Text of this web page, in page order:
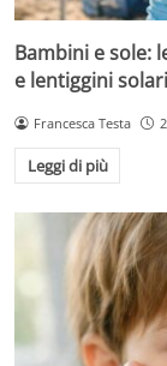
Bambini e sole:
e lentiggini solari
Francesca Testa
Leggi di più